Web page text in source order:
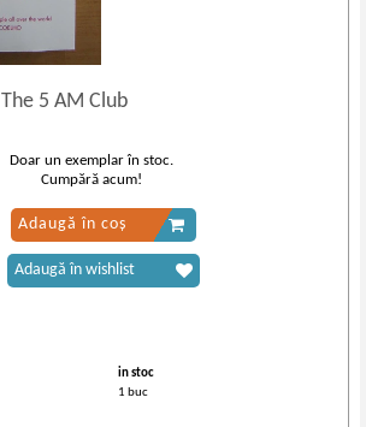
The 5 AM Club
in stoc
1 buc
Doar un exemplar în stoc.
Cumpără acum!
Adaugă în coș
Adaugă în wishlist